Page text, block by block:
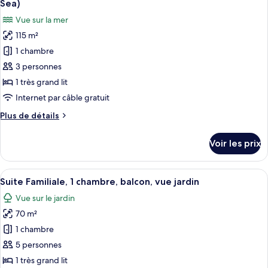
Chambre
Deluxe,
2
lits
une
place
photos
pour
ce
type
de
chambre :
Deluxe,
grand
lit,
balcon
(overlooking
Andaman
Sea)
Sea)
Vue sur la mer
115 m²
1 chambre
3 personnes
1 très grand lit
Internet par câble gratuit
Plus de détails
Plus
le
type
de
Suite
Deluxe,
très
grand
lit,
balcon
Voir les prix
Afficher
toutes
les
photos
pour
ce
type
1 chambre, literie de qualité
14
Suite Familiale, 1 chambre, balcon, vue jardin
Vue sur le jardin
70 m²
1 chambre
5 personnes
1 très grand lit